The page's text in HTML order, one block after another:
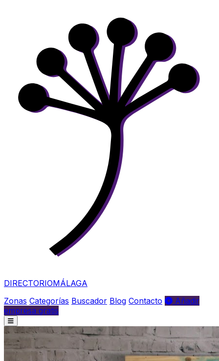
DIRECTORIOMÁLAGA
Zonas Categorías Buscador Blog Contacto
Añadir
empresa gratis